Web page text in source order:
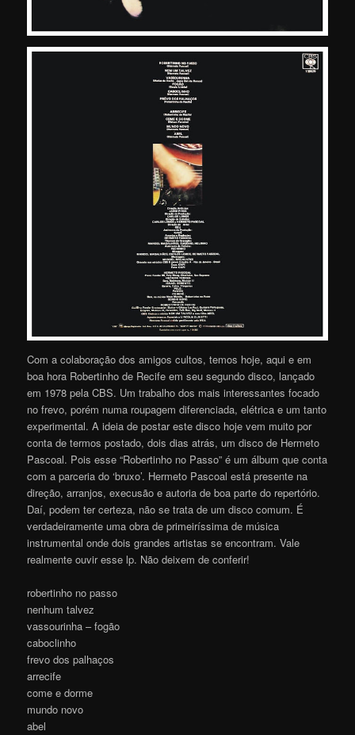
Com a colaboração dos amigos cultos, temos hoje, aqui e em
boa hora Robertinho de Recife em seu segundo disco, lançado
em 1978 pela CBS. Um trabalho dos mais interessantes focado
no frevo, porém numa roupagem diferenciada, elétrica e um tanto
experimental. A ideia de postar este disco hoje vem muito por
conta de termos postado, dois dias atrás, um disco de Hermeto
Pascoal. Pois esse “Robertinho no Passo” é um álbum que conta
com a parceria do ‘bruxo’. Hermeto Pascoal está presente na
direção, arranjos, execusão e autoria de boa parte do repertório.
Daí, podem ter certeza, não se trata de um disco comum. É
verdadeiramente uma obra de primeiríssima de música
instrumental onde dois grandes artistas se encontram. Vale
realmente ouvir esse lp. Não deixem de conferir!
robertinho no passo
nenhum talvez
vassourinha – fogão
caboclinho
frevo dos palhaços
arrecife
come e dorme
mundo novo
abel